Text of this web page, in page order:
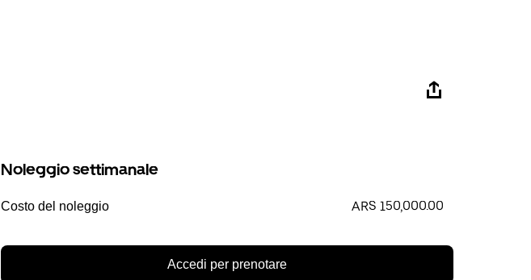
Noleggio settimanale
Costo del noleggio ARS 150,000.00
Accedi per prenotare